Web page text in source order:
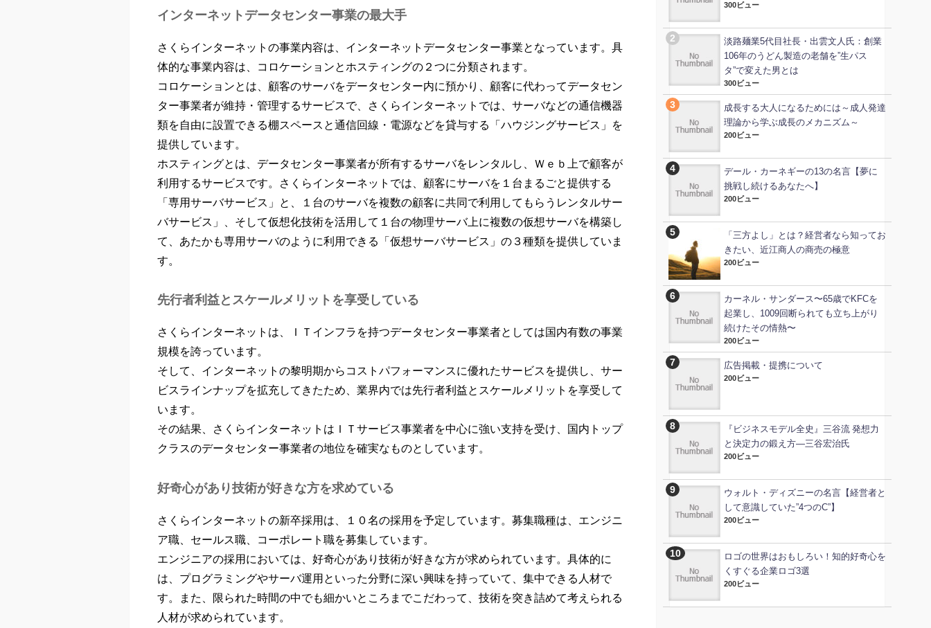
インターネットデータセンター事業の最大手
さくらインターネットの事業内容は、インターネットデータセンター事業となっています。具
体的な事業内容は、コロケーションとホスティングの２つに分類されます。
コロケーションとは、顧客のサーバをデータセンター内に預かり、顧客に代わってデータセン
ター事業者が維持・管理するサービスで、さくらインターネットでは、サーバなどの通信機器
類を自由に設置できる棚スペースと通信回線・電源などを貸与する「ハウジングサービス」を
提供しています。
ホスティングとは、データセンター事業者が所有するサーバをレンタルし、Ｗｅｂ上で顧客が
利用するサービスです。さくらインターネットでは、顧客にサーバを１台まるごと提供する
「専用サーバサービス」と、１台のサーバを複数の顧客に共同で利用してもらうレンタルサー
バサービス」、そして仮想化技術を活用して１台の物理サーバ上に複数の仮想サーバを構築し
て、あたかも専用サーバのように利用できる「仮想サーバサービス」の３種類を提供していま
す。
先行者利益とスケールメリットを享受している
さくらインターネットは、ＩＴインフラを持つデータセンター事業者としては国内有数の事業
規模を誇っています。
そして、インターネットの黎明期からコストパフォーマンスに優れたサービスを提供し、サー
ビスラインナップを拡充してきたため、業界内では先行者利益とスケールメリットを享受して
います。
その結果、さくらインターネットはＩＴサービス事業者を中心に強い支持を受け、国内トップ
クラスのデータセンター事業者の地位を確実なものとしています。
好奇心があり技術が好きな方を求めている
さくらインターネットの新卒採用は、１０名の採用を予定しています。募集職種は、エンジニ
ア職、セールス職、コーポレート職を募集しています。
エンジニアの採用においては、好奇心があり技術が好きな方が求められています。具体的に
は、プログラミングやサーバ運用といった分野に深い興味を持っていて、集中できる人材で
す。また、限られた時間の中でも細かいところまでこだわって、技術を突き詰めて考えられる
人材が求められています。
300ビュー
淡路麺業5代目社長・出雲文人氏：創業
106年のうどん製造の老舗を”生パス
タ”で変えた男とは
300ビュー
成長する大人になるためには～成人発達
理論から学ぶ成長のメカニズム～
200ビュー
デール・カーネギーの13の名言【夢に
挑戦し続けるあなたへ】
200ビュー
「三方よし」とは？経営者なら知ってお
きたい、近江商人の商売の極意
200ビュー
カーネル・サンダース〜65歳でKFCを
起業し、1009回断られても立ち上がり
続けたその情熱〜
200ビュー
広告掲載・提携について
200ビュー
『ビジネスモデル全史』三谷流 発想力
と決定力の鍛え方―三谷宏治氏
200ビュー
ウォルト・ディズニーの名言【経営者と
して意識していた”4つのC”】
200ビュー
ロゴの世界はおもしろい！知的好奇心を
くすぐる企業ロゴ3選
200ビュー